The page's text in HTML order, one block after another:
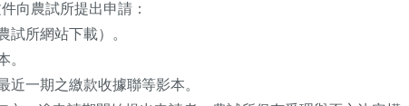
向農試所提出申請：
試所網站下載）。
。
近一期之繳款收據聯等影本。